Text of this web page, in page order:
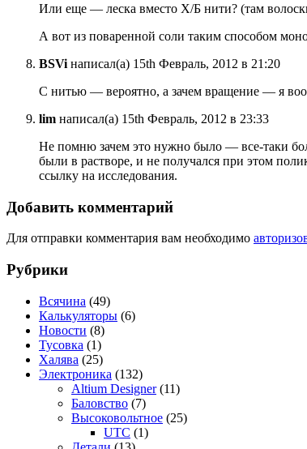
Или еще — леска вместо Х/Б нити? (там
А вот из поваренной соли таким способом
BSVi написал(а) 15th Февраль, 2012 в 21:20
С нитью — вероятно, а зачем вращение — я
lim написал(а) 15th Февраль, 2012 в 23:33
Не помню зачем это нужно было — все-таки
были в растворе, и не получался при этом
ссылку на исследования.
Добавить комментарий
Для отправки комментария вам необходимо
Рубрики
Всячина (49)
Калькуляторы (6)
Новости (8)
Тусовка (1)
Халява (25)
Электроника (132)
Altium Designer(11)
Баловство (7)
Высоковольтное (25)
UTC (1)